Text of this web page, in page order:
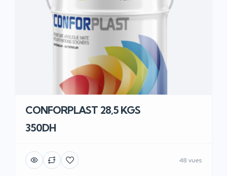
CONFORPLAST 28,5 KGS
350DH
48 vues